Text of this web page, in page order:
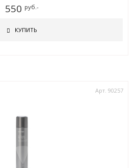
550 руб.-
КУПИТЬ
Арт. 90257